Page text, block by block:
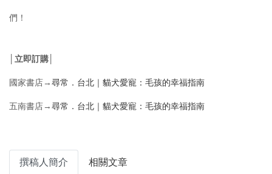
們！
│立即訂購│
國家書店→尋常．台北｜貓犬愛寵：毛孩的幸福指南
五南書店→尋常．台北｜貓犬愛寵：毛孩的幸福指南
撰稿人簡介 相關文章